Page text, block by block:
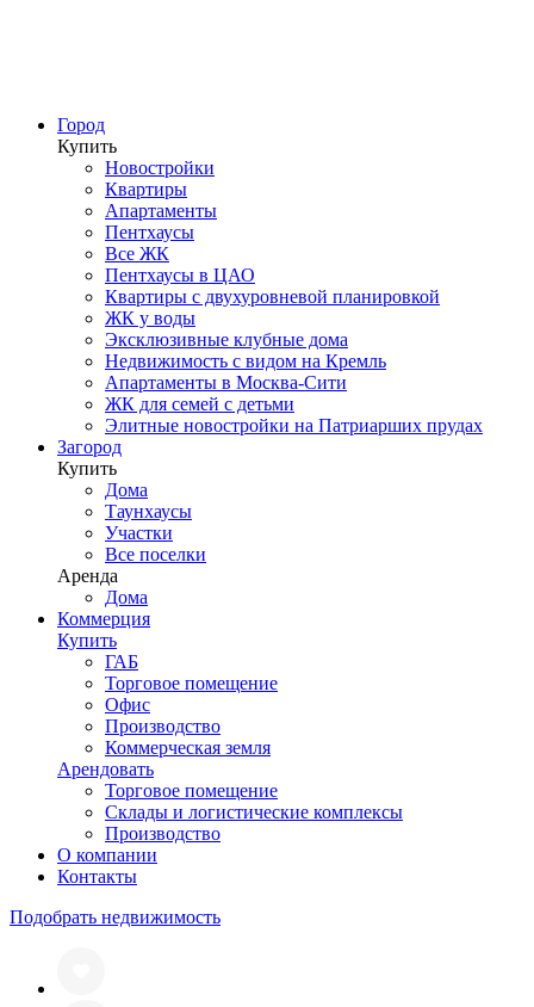
Город
Купить
Новостройки
Квартиры
Апартаменты
Пентхаусы
Все ЖК
Пентхаусы в ЦАО
Квартиры с двухуровневой планировкой
ЖК у воды
Эксклюзивные клубные дома
Недвижимость с видом на Кремль
Апартаменты в Москва-Сити
ЖК для семей с детьми
Элитные новостройки на Патриарших прудах
Загород
Купить
Дома
Таунхаусы
Участки
Все поселки
Аренда
Дома
Коммерция
Купить
ГАБ
Торговое помещение
Офис
Производство
Коммерческая земля
Арендовать
Торговое помещение
Склады и логистические комплексы
Производство
О компании
Контакты
Подобрать недвижимость